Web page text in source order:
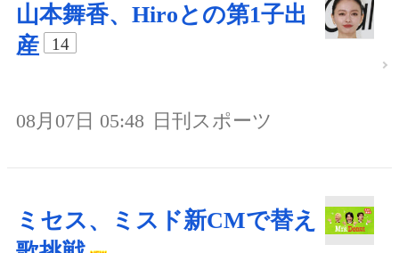
山本舞香、Hiroとの第1子出
産
14
08月07日 05:48 日刊スポーツ
ミセス、ミスド新CMで替え